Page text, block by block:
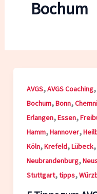
Bochum
AVGS,AVGS Coaching,
Bochum,Bonn,
Erlangen,Essen,
Hamm,Hannover,
Köln,Krefeld,Lübeck,
Neubrandenburg,
Stuttgart,tipps,